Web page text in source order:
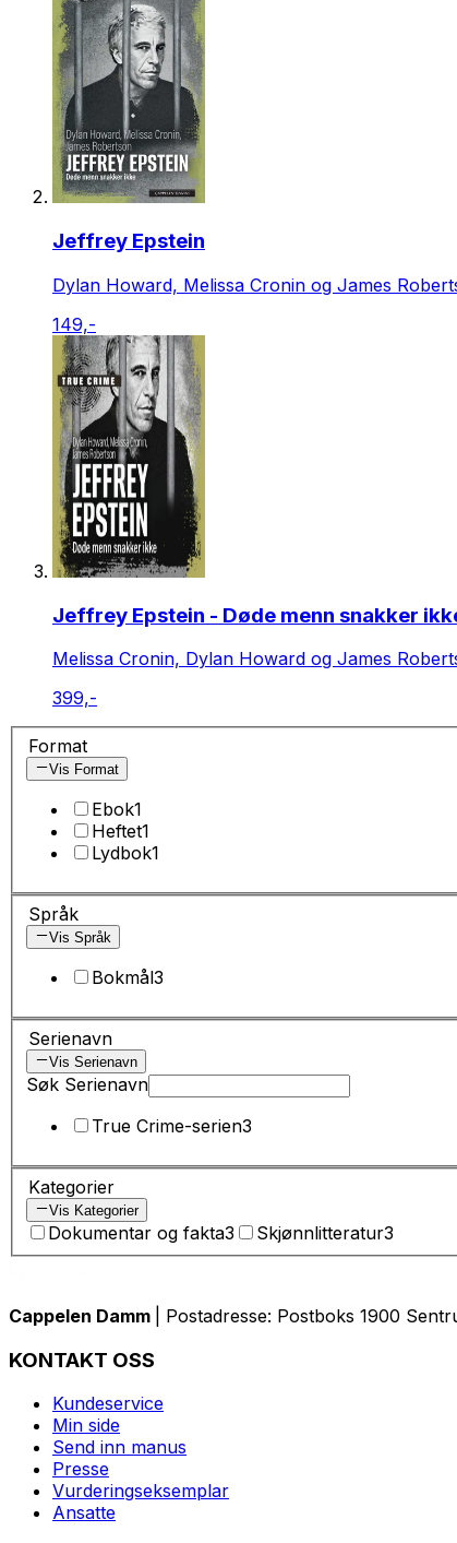
Jeffrey Epstein
Dylan Howard, Melissa Cronin og James
149,-
Jeffrey Epstein - Døde menn snakker
Melissa Cronin, Dylan Howard og James
399,-
Format
Vis Format
Ebok1
Heftet1
Lydbok1
Språk
Vis Språk
Bokmål3
Serienavn
Vis Serienavn
Søk Serienavn
True Crime-serien3
Kategorier
Vis Kategorier
Dokumentar og fakta3 Skjønnlitteratur3
Cappelen Damm | Postadresse: Postboks 1900
KONTAKT OSS
Kundeservice
Min side
Send inn manus
Presse
Vurderingseksemplar
Ansatte